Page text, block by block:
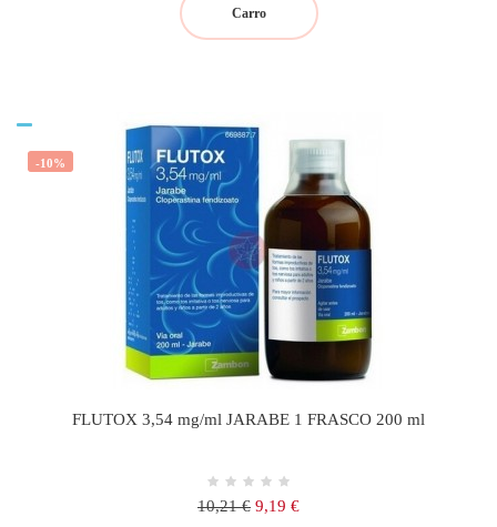
Carro
-10%
FLUTOX 3,54 mg/ml JARABE 1 FRASCO 200 ml
Precio
10,21 € Precio
9,19 €